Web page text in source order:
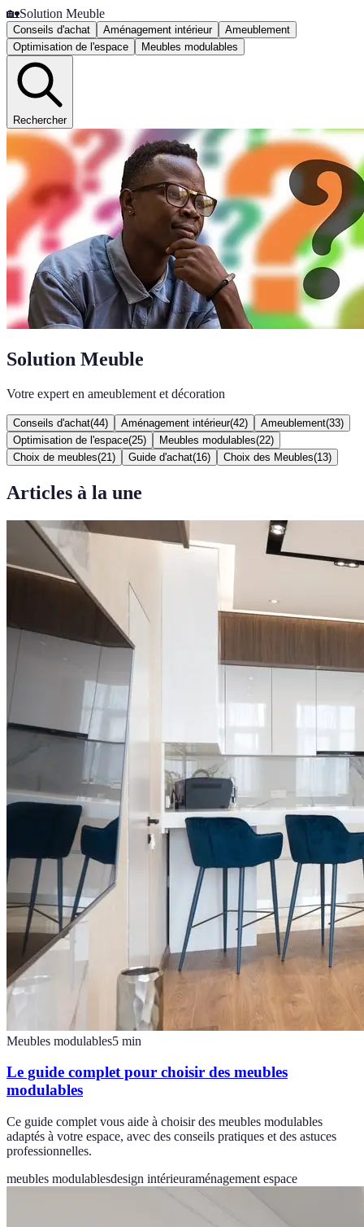
🏡Solution Meuble
Conseils d'achat Aménagement intérieur
Ameublement
Optimisation de l'espace
Meubles modulables
Rechercher
Solution Meuble
Votre expert en ameublement et décoration
Conseils d'achat(44) Aménagement intérieur(42) Ameublement(33)
Optimisation de l'espace(25) Meubles modulables(22)
Choix de meubles(21 ) Guide d'achat(16) Choix des Meubles(13)
Articles à la une
Meubles modulables5 min
Le guide complet pour choisir des meubles
modulables
Ce guide complet vous aide à choisir des meubles modulables
adaptés à votre espace, avec des conseils pratiques et des astuces
professionnelles.
meubles modulablesdesign intérieuraménagement espace